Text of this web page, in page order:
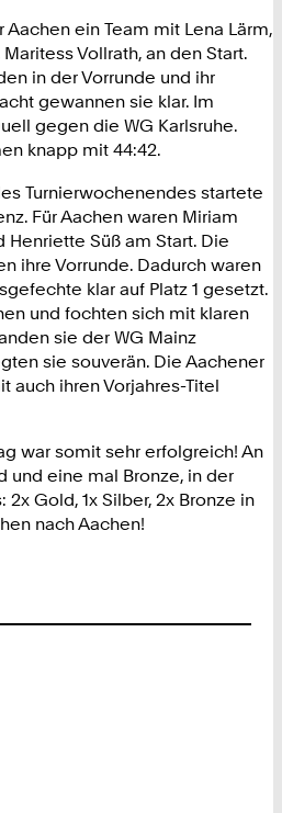
ein Team mit Lena Lärm,
Vollrath, an den Start.
in der Vorrunde und ihr
gewannen sie klar. Im
gegen die WG Karlsruhe.
knapp mit 44:42.
Turnierwochenendes startete
Für Aachen waren Miriam
Henriette Süß am Start. Die
ihre Vorrunde. Dadurch waren
klar auf Platz 1 gesetzt.
und fochten sich mit klaren
sie der WG Mainz
sie souverän. Die Aachener
auch ihren Vorjahres-Titel
war somit sehr erfolgreich! An
und eine mal Bronze, in der
Gold, 1x Silber, 2x Bronze in
nach Aachen!